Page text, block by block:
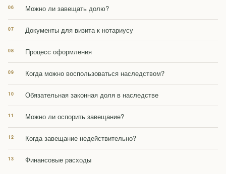
Можно ли завещать долю?
Документы для визита к нотариусу
Процесс оформления
Когда можно воспользоваться наследством?
Обязательная законная доля в наследстве
Можно ли оспорить завещание?
Когда завещание недействительно?
Финансовые расходы